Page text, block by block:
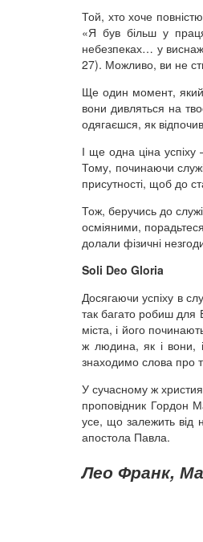
Той, хто хоче
«Я був більш у
небезпеках… у
27). Можливо, ви не
Ще один момент,
вони дивляться на
одягаєшся, як
І ще одна ціна
Тому, починаючи
присутності, щоб до
Тож, беручись до
осміяними,
долали фізичні
Soli Deo Gloria
Досягаючи успіху в
так багато робиш для
міста, і його
ж людина, як і вони,
знаходимо слова про
У сучасному ж
проповідник Гордон
усе, що залежить від
апостола Павла.
Лео Франк,